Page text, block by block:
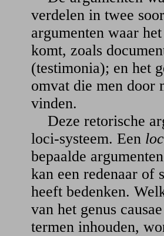
verdelen in twee
argumenten waar
komt, zoals
(testimonia); en het
omvat die men door
vinden.
Deze retorische
loci-systeem. Een
bepaalde
kan een redenaar of
heeft bedenken.
van het genus
termen inhouden,